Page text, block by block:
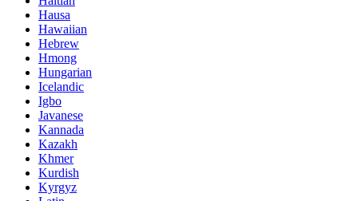
Hausa
Hawaiian
Hebrew
Hmong
Hungarian
Icelandic
Igbo
Javanese
Kannada
Kazakh
Khmer
Kurdish
Kyrgyz